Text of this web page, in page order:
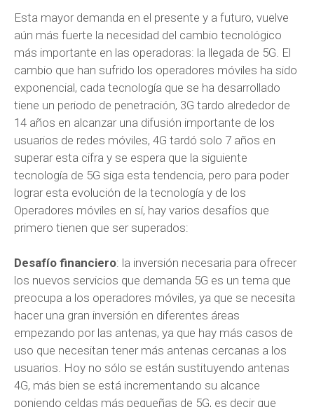
Esta mayor demanda en el presente y a futuro, vuelve
aún más fuerte la necesidad del cambio tecnológico
más importante en las operadoras: la llegada de 5G. El
cambio que han sufrido los operadores móviles ha sido
exponencial, cada tecnología que se ha desarrollado
tiene un periodo de penetración, 3G tardo alrededor de
14 años en alcanzar una difusión importante de los
usuarios de redes móviles, 4G tardó solo 7 años en
superar esta cifra y se espera que la siguiente
tecnología de 5G siga esta tendencia, pero para poder
lograr esta evolución de la tecnología y de los
Operadores móviles en sí, hay varios desafíos que
primero tienen que ser superados:
Desafío financiero: la inversión necesaria para ofrecer
los nuevos servicios que demanda 5G es un tema que
preocupa a los operadores móviles, ya que se necesita
hacer una gran inversión en diferentes áreas
empezando por las antenas, ya que hay más casos de
uso que necesitan tener más antenas cercanas a los
usuarios. Hoy no sólo se están sustituyendo antenas
4G, más bien se está incrementando su alcance
poniendo celdas más pequeñas de 5G, es decir que